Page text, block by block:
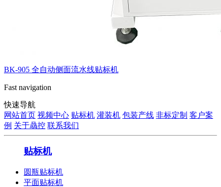
BK-905 全自动侧面流水线贴标机
Fast navigation
快速导航
网站首页 视频中心 贴标机 灌装机 包装产线 非标定制 客户案
例 关于骉控 联系我们
贴标机
圆瓶贴标机
平面贴标机